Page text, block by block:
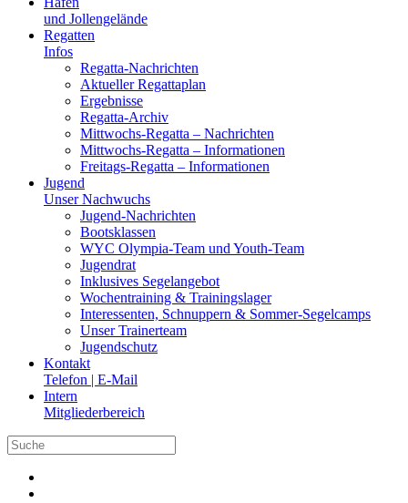
und Jollengelände
Regatten
Infos
Regatta-Nachrichten
Aktueller Regattaplan
Ergebnisse
Regatta-Archiv
Mittwochs-Regatta – Nachrichten
Mittwochs-Regatta – Informationen
Freitags-Regatta – Informationen
Jugend
Unser Nachwuchs
Jugend-Nachrichten
Bootsklassen
WYC Olympia-Team und Youth-Team
Jugendrat
Inklusives Segelangebot
Wochentraining & Trainingslager
Interessenten, Schnuppern & Sommer-Segelcamps
Unser Trainerteam
Jugendschutz
Kontakt
Telefon | E-Mail
Intern
Mitgliederbereich